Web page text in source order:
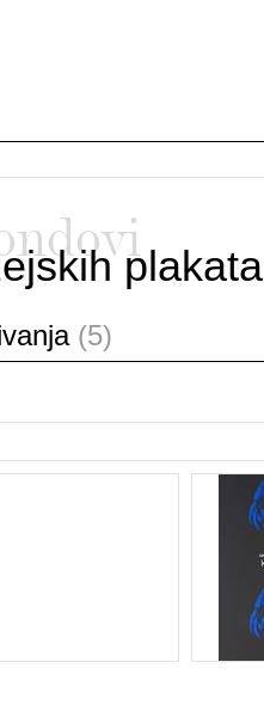
plakata
(5)